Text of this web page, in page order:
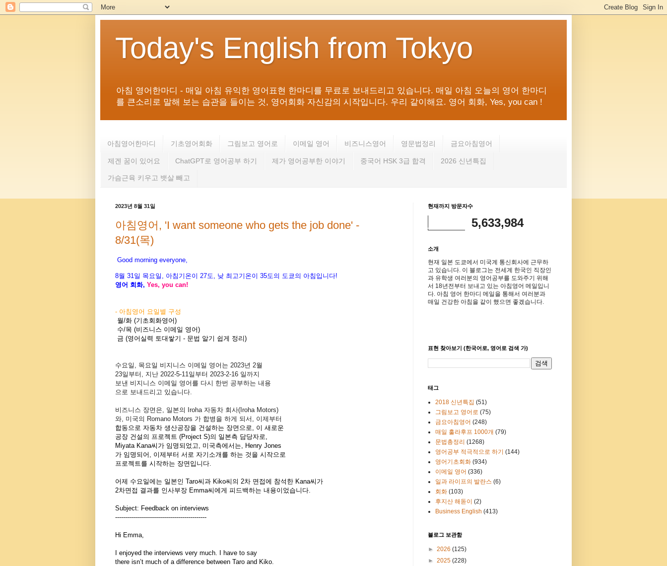
Today's English from Tokyo
아침 영어한마디 - 매일 아침 유익한 영어표현 한마디를 무료로 보내드리고 있습니다. 매일 아침 오늘의 영어 한마디
를 큰소리로 말해 보는 습관을 들이는 것, 영어회화 자신감의 시작입니다. 우리 같이해요. 영어 회화, Yes, you can !
아침영어한마디 기초영어회화 그림보고 영어로 이메일 영어 비즈니스영어 영문법정리 금요아침영어
제겐 꿈이 있어요 ChatGPT로 영어공부 하기 제가 영어공부한 이야기 중국어 HSK 3급 합격 2026 신년특집
가슴근육 키우고 뱃살 빼고
2023년 8월 31일
아침영어, 'I want someone who gets the job done' -
8/31(목)
Good morning everyone,
8월 31 일 목 요 일, 아침기온이 27도 , 낮 최고기온이 35도의 도쿄의 아침입니다!
영어 회화, Yes, you can!
- 아침영어 요일별 구성
월/화 (기초회화영어)
수/목 (비즈니스 이메일 영어)
금 (영어실력 토대쌓기 - 문법 알기 쉽게 정리)
수요일, 목요일 비지니스 이메일 영어는 2023년 2월
23일부터, 지난 2022-5-11 일부터 2023-2-16 일까지
보낸 비지니스 이메일 영어를 다시 한번 공부하는 내용
으로 보내드리고 있습니다.
비즈니스 장면은, 일본의 Iroha 자동차 회사(Iroha Motors)
와, 미국의 Romano Motors 가 합병을 하게 되서, 이제부터
합동으로 자동차 생산공장을 건설하는 장면으로, 이 새로운
공장 건설의 프로젝트 (Project S)의 일본측 담당자로,
Miyata Kana씨가 임명되었고, 미국측에서는, Henry Jones
가 임명되어, 이제부터 서로 자기소개를 하는 것을 시작으로
프로젝트를 시작하는 장면입니다.
어제 수요일에는 일본인 Taro씨과 Kiko씨의 2차 면접에 참석한 Kana씨가
2차면접 결과를 인사부장 Emma씨에게 피드백하는 내용이었습니다.
Subject: Feedback on interviews
----------------------------------------------
Hi Emma,
I enjoyed the interviews very much. I have to say
there isn’t much of a difference between Taro and Kiko.
현재까지 방문자수
5,633,984
소개
현재 일본 도쿄에서 미국계 통신회사에 근무하
고 있습니다. 이 블로그는 전세계 한국인 직장인
과 유학생 여러분의 영어공부를 도와주기 위해
서 18년전부터 보내고 있는 아침영어 메일입니
다. 아침 영어 한마디 메일을 통해서 여러분과
매일 건강한 아침을 같이 했으면 좋겠습니다.
표현 찾아보기 (한국어로, 영어로 검색 가)
태그
2018 신년특집 (51)
그림보고 영어로 (75)
금요아침영어 (248)
매일 훌라후프 1000개 (79)
문법총정리 (1268)
영어공부 적극적으로 하기 (144)
영어기초회화 (934)
이메일 영어 (336)
일과 라이프의 발란스 (6)
회화 (103)
후지산 해돋이 (2)
Business English (413)
블로그 보관함
► 2026 (125)
► 2025 (228)